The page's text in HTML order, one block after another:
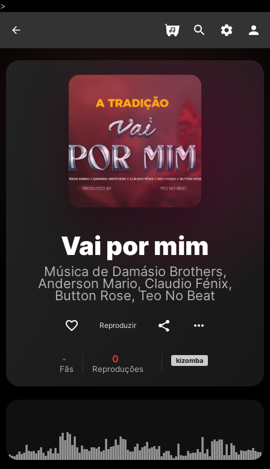
>
Vai por mim
Música de Damásio Brothers,
Anderson Mario, Claudio Fénix,
Button Rose,Teo No Beat
Reproduzir
-
Fãs
0
Reproduções
kizomba